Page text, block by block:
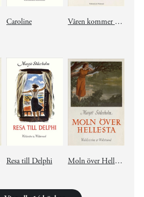
Caroline Våren kommer till Tyrsta
Resa till Delphi Moln över Hellesta